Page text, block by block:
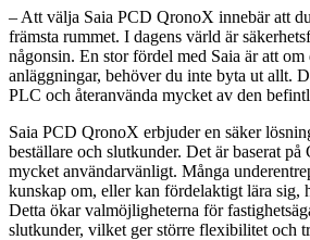
– Att välja Saia PCD QronoX innebär att
främsta rummet. I dagens värld är
någonsin. En stor fördel med Saia är att
anläggningar, behöver du inte byta ut allt.
PLC och återanvända mycket av den
Saia PCD QronoX erbjuder en säker
beställare och slutkunder. Det är baserat
mycket användarvänligt. Många
kunskap om, eller kan fördelaktigt lära sig,
Detta ökar valmöjligheterna för
slutkunder, vilket ger större flexibilitet och